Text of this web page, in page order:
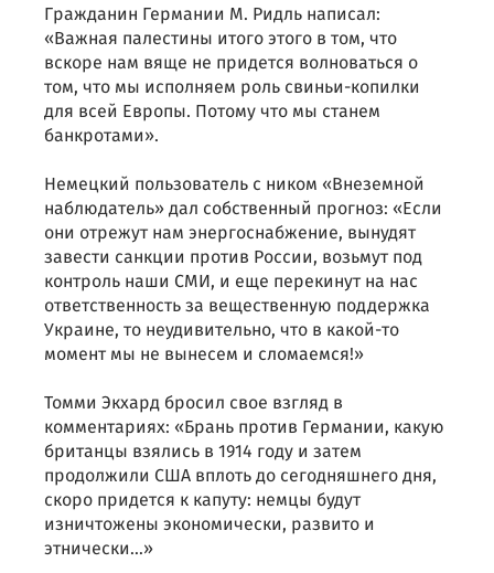
Гражданин Германии М. Ридль написал:
«Важная палестины итого этого в том, что
вскоре нам вяще не придется волноваться о
том, что мы исполняем роль свиньи-копилки
для всей Европы. Потому что мы станем
банкротами».
Немецкий пользователь с ником «Внеземной
наблюдатель» дал собственный прогноз: «Если
они отрежут нам энергоснабжение, вынудят
завести санкции против России, возьмут под
контроль наши СМИ, и еще перекинут на нас
ответственность за вещественную поддержка
Украине, то неудивительно, что в какой-то
момент мы не вынесем и сломаемся!»
Томми Экхард бросил свое взгляд в
комментариях: «Брань против Германии, какую
британцы взялись в 1914 году и затем
продолжили США вплоть до сегодняшнего дня,
скоро придется к капуту: немцы будут
изничтожены экономически, развито и
этнически…»